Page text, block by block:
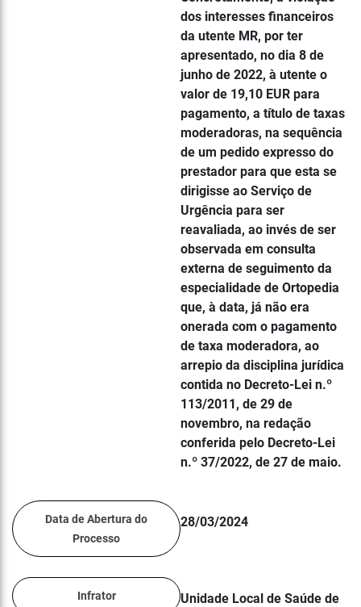
dos interesses financeiros
da utente MR, por ter
apresentado, no dia 8 de
junho de 2022, à utente o
valor de 19,10 EUR para
pagamento, a título de taxas
moderadoras, na sequência
de um pedido expresso do
prestador para que esta se
dirigisse ao Serviço de
Urgência para ser
reavaliada, ao invés de ser
observada em consulta
externa de seguimento da
especialidade de Ortopedia
que, à data, já não era
onerada com o pagamento
de taxa moderadora, ao
arrepio da disciplina jurídica
contida no Decreto-Lei n.º
113/2011, de 29 de
novembro, na redação
conferida pelo Decreto-Lei
n.º 37/2022, de 27 de maio.
Data de Abertura do
Processo
28/03/2024
Infrator
Unidade Local de Saúde de